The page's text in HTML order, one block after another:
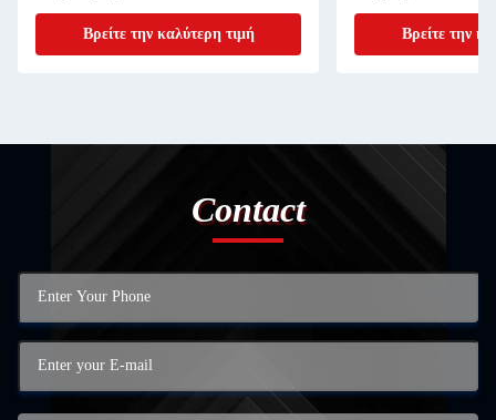
Βρείτε την καλύτερη τιμή Βρείτε την
Contact